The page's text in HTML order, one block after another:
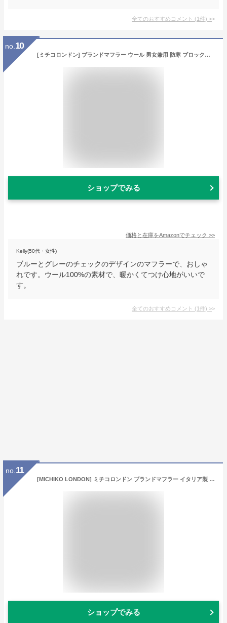
全てのおすすめコメント (1件) >
no. 10
[ミチコロンドン] ブランドマフラー ウール 男女兼用 防寒 ブロックチェック (C柄：ブルー/グレー)
ショップでみる
価格と在庫をAmazonでチェック >>
Kelly(50代・女性)
ブルーとグレーのチェックのデザインのマフラーで、おしゃ
れです。ウール100%の素材で、暖かくてつけ心地がいいで
す。
全てのおすすめコメント (1件) >
no. 11
[MICHIKO LONDON] ミチコロンドン ブランドマフラー イタリア製 メンズ 男女兼用 ラッセル編 マルチストライプ 防寒 プレゼント (C:ネイビー)
ショップでみる